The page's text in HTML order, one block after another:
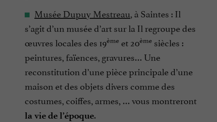
Musée Dupuy Mestreau, à Saintes : Il
s’agit d’un musée d’art sur la Il regroupe des
œuvres locales des 19ème et 20ème siècles :
peintures, faïences, gravures… Une
reconstitution d’une pièce principale d’une
maison et des objets divers comme des
costumes, coiffes, armes, … vous montreront
la vie de l’époque.